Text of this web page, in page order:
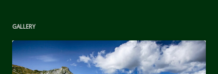
GALLERY